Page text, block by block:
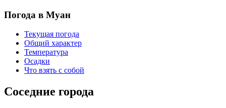
Погода в Муан
Текущая погода
Общий характер
Температура
Осадки
Что взять с собой
Соседние города